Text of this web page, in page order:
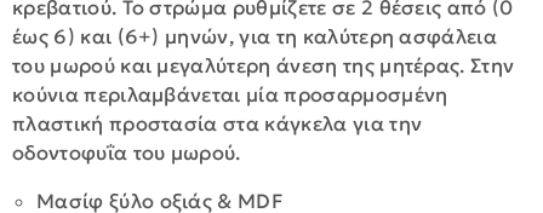
κρεβατιού. Το στρώμα ρυθμίζετε σε 2 θέσεις από (0
έως 6) και (6+) μηνών, για τη καλύτερη ασφάλεια
του μωρού και μεγαλύτερη άνεση της μητέρας. Στην
κούνια περιλαμβάνεται μία προσαρμοσμένη
πλαστική προστασία στα κάγκελα για την
οδοντοφυΐα του μωρού.
Μασίφ ξύλο οξιάς & MDF